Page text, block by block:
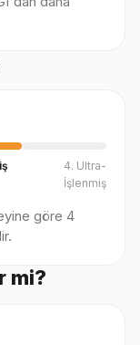
4. Ultra-
İşlenmiş
göre 4
mi?